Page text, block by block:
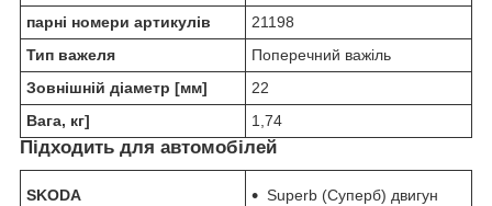
парні номери артикулів
21198
Тип важеля
Поперечний важіль
Зовнішній діаметр [мм]
22
Вага, кг]
1,74
Підходить для автомобілей
SKODA
Superb (Суперб) двигун